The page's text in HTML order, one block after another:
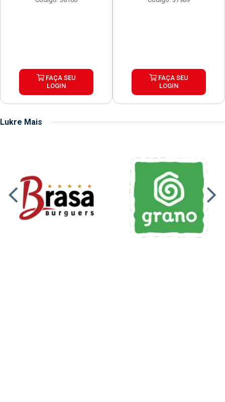
FAÇA SEU
LOGIN
FAÇA SEU
LOGIN
Lukre Mais